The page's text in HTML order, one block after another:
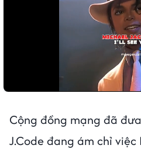
Cộng đồng mạng đã
J.Code đang ám chỉ